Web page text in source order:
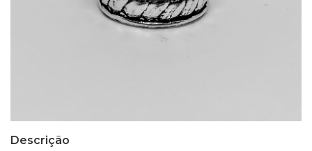
Descrição